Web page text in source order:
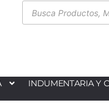
INDUMENTARIA Y